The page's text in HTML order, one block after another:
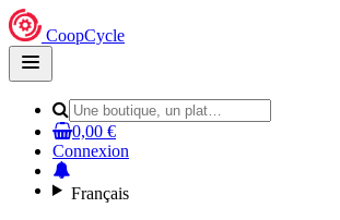
CoopCycle
Open
main
0,00 €
Connexion
Français